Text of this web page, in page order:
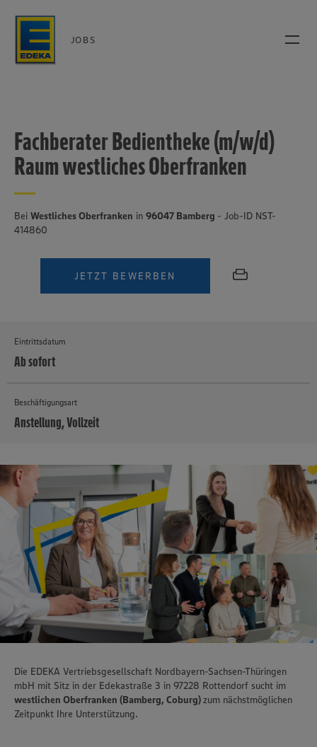
JOBS
Fachberater Bedientheke (m/w/d)
Raum westliches Oberfranken
Bei Westliches Oberfranken in 96047 Bamberg - Job-ID NST-
414860
JETZT BEWERBEN
Eintrittsdatum
Ab sofort
Beschäftigungsart
Anstellung, Vollzeit
Die EDEKA Vertriebsgesellschaft Nordbayern-Sachsen-Thüringen
mbH mit Sitz in der Edekastraße 3 in 97228 Rottendorf sucht im
westlichen Oberfranken (Bamberg, Coburg)zum nächstmöglichen
Zeitpunkt Ihre Unterstützung.